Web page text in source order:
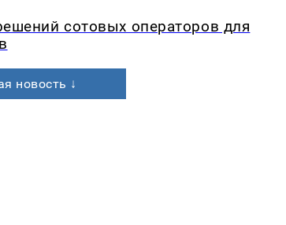
сотовых операторов для
новость ↓